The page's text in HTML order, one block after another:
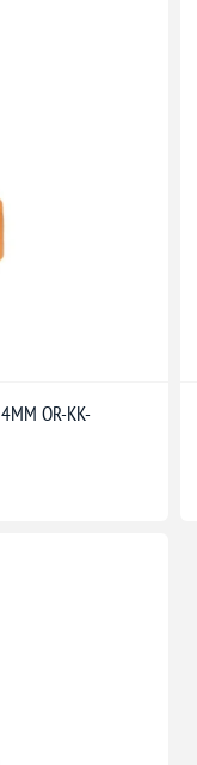
OR-KK-